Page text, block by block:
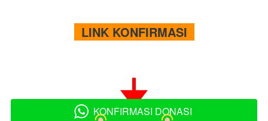
  LINK KONFIRMASI
` KONFIRMASI DONASI